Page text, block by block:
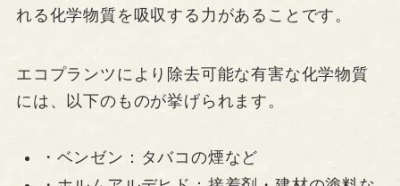
れる化学物質を吸収する力があることです。
エコプランツにより除去可能な有害な化学物質
には、以下のものが挙げられます。
・ベンゼン：タバコの煙など